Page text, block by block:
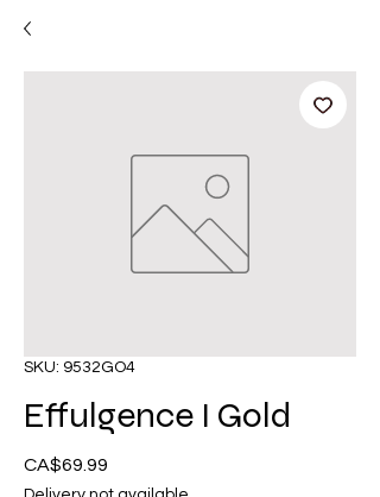
SKU: 9532GO4
Effulgence I Gold
CA$69.99